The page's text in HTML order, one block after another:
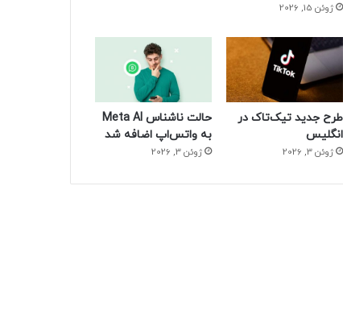
ژوئن 15, 2026
طرح جدید تیک‌تاک در
انگلیس
ژوئن 3, 2026
حالت ناشناس Meta AI
به واتس‌اپ اضافه شد
ژوئن 3, 2026